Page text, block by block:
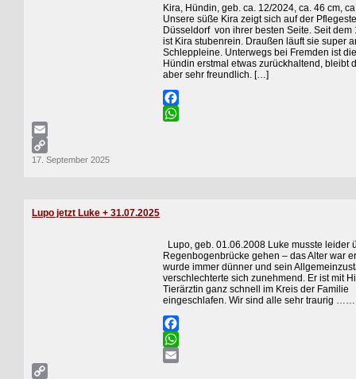
Kira, Hündin, geb. ca. 12/2024, ca. 46 cm,
Unsere süße Kira zeigt sich auf der
Düsseldorf von ihrer besten Seite. Seit dem
ist Kira stubenrein. Draußen läuft sie super
Schleppleine. Unterwegs bei Fremden ist
Hündin erstmal etwas zurückhaltend, bleibt
aber sehr freundlich. […]
Facebook
WhatsApp
Email
Copy
17. September 2025
Lupo jetzt Luke + 31.07.2025
Lupo, geb. 01.06.2008 Luke musste leider
Regenbogenbrücke gehen – das Alter war
wurde immer dünner und sein
verschlechterte sich zunehmend. Er ist mit
Tierärztin ganz schnell im Kreis der Familie
eingeschlafen. Wir sind alle sehr traurig
Facebook
WhatsApp
Email